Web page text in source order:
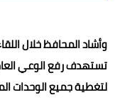
وأشاد المحافظ خلال
تستهدف رفع الوعي
لتغطية جميع الوحدات